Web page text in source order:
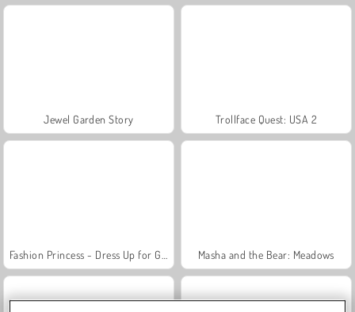
Jewel Garden Story Trollface Quest: USA 2
Masha and the Bear: Meadows